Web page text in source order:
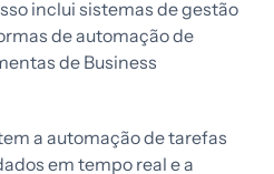
inclui sistemas de gestão
de automação de
de Business
a automação de tarefas
em tempo real e a